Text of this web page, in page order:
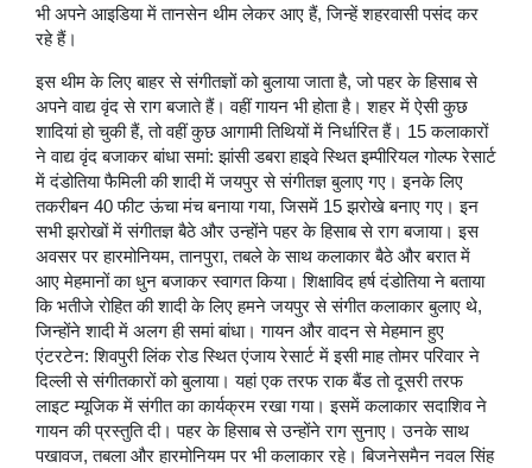
भी अपने आइडिया में तानसेन थीम लेकर आए हैं, जिन्हें शहरवासी पसंद कर
रहे हैं।
इस थीम के लिए बाहर से संगीतज्ञों को बुलाया जाता है, जो पहर के हिसाब से
अपने वाद्य वृंद से राग बजाते हैं। वहीं गायन भी होता है। शहर में ऐसी कुछ
शादियां हो चुकी हैं, तो वहीं कुछ आगामी तिथियों में निर्धारित हैं। 15 कलाकारों
ने वाद्य वृंद बजाकर बांधा समां: झांसी डबरा हाइवे स्थित इम्पीरियल गोल्फ रेसार्ट
में दंडोतिया फैमिली की शादी में जयपुर से संगीतज्ञ बुलाए गए। इनके लिए
तकरीबन 40 फीट ऊंचा मंच बनाया गया, जिसमें 15 झरोखे बनाए गए। इन
सभी झरोखों में संगीतज्ञ बैठे और उन्होंने पहर के हिसाब से राग बजाया। इस
अवसर पर हारमोनियम, तानपुरा, तबले के साथ कलाकार बैठे और बरात में
आए मेहमानों का धुन बजाकर स्वागत किया। शिक्षाविद हर्ष दंडोतिया ने बताया
कि भतीजे रोहित की शादी के लिए हमने जयपुर से संगीत कलाकार बुलाए थे,
जिन्होंने शादी में अलग ही समां बांधा। गायन और वादन से मेहमान हुए
एंटरटेन: शिवपुरी लिंक रोड स्थित एंजाय रेसार्ट में इसी माह तोमर परिवार ने
दिल्ली से संगीतकारों को बुलाया। यहां एक तरफ राक बैंड तो दूसरी तरफ
लाइट म्यूजिक में संगीत का कार्यक्रम रखा गया। इसमें कलाकार सदाशिव ने
गायन की प्रस्तुति दी। पहर के हिसाब से उन्होंने राग सुनाए। उनके साथ
पखावज, तबला और हारमोनियम पर भी कलाकार रहे। बिजनेसमैन नवल सिंह